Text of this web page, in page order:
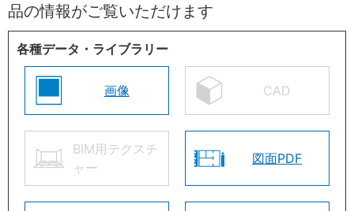
品の情報がご覧いただけます
各種データ・ライブラリー
画像 CAD
BIM用テクスチ
ャー
図面PDF